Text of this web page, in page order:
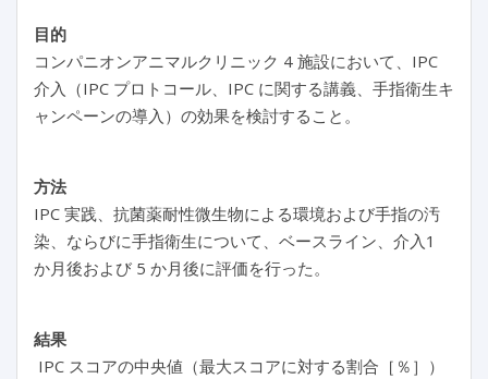
目的
コンパニオンアニマルクリニック 4 施設において、IPC
介入（IPC プロトコール、IPC に関する講義、手指衛生キ
ャンペーンの導入）の効果を検討すること。
方法
IPC 実践、抗菌薬耐性微生物による環境および手指の汚
染、ならびに手指衛生について、ベースライン、介入1
か月後および 5 か月後に評価を行った。
結果
IPC スコアの中央値（最大スコアに対する割合［％］）